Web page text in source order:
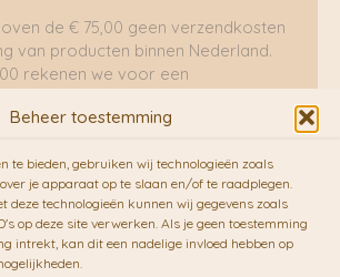
Beheer toestemming
te bieden, gebruiken wij technologieën zoals
je apparaat op te slaan en/of te raadplegen.
deze technologieën kunnen wij gegevens zoals
op deze site verwerken. Als je geen toestemming
intrekt, kan dit een nadelige invloed hebben op
de € 75,00 geen verzendkosten
van producten binnen Nederland.
rekenen we voor een
met de duurzame bezorgdienst
. Pakketten (mits voorradig) voor
op een doordeweekse dag,
nog op dezelfde dag in de